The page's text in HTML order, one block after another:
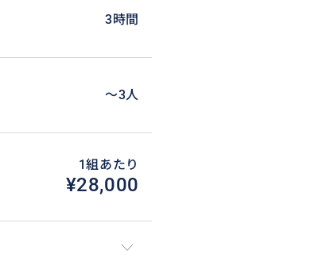
3時間
〜3人
1組あたり
¥28,000